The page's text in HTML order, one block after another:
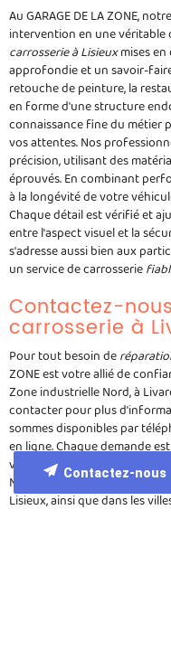
Au GARAGE DE LA ZONE,
intervention en une
carrosserie à Lisieuxmises
approfondie et un savoir-
retouche de peinture, la
en forme d'une structure
connaissance fine du métier
vos attentes. Nos
précision, utilisant des
éprouvés. En combinant
à la longévité de votre
Chaque détail est vérifié et
entre l'aspect visuel et la
s'adresse aussi bien aux
un service de carrosserie
Contactez-
carrosserie à
Pour tout besoin de
ZONE est votre allié de
Zone industrielle Nord, à
contacter pour plus
sommes disponibles par
en ligne. Chaque demande
vous fournir un
devis
Notre équipe se déplace
Lisieux, ainsi que dans les
Contactez-nous